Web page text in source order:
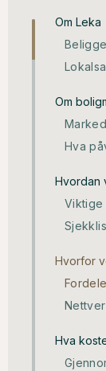
Om Leka
Om
Hva
Hvordan
Viktige
Hvorfor
Hva